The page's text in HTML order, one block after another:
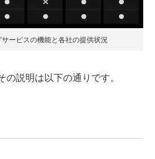
ービスの機能と各社の提供状況
説明は以下の通りです。